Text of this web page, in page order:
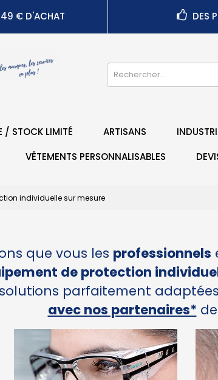
49 € D'ACHAT DES
/ STOCK LIMITÉ ARTISANS
VÊTEMENTS PERSONNALISABLES
individuelle sur mesure
que vous les professionnels
de protection
parfaitement
avec nos partenaires*